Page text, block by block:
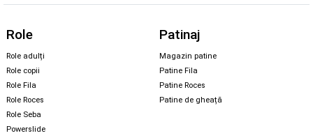
Role
Role adulți
Role copii
Role Fila
Role Roces
Role Seba
Powerslide
Patinaj
Magazin patine
Patine Fila
Patine Roces
Patine de gheață